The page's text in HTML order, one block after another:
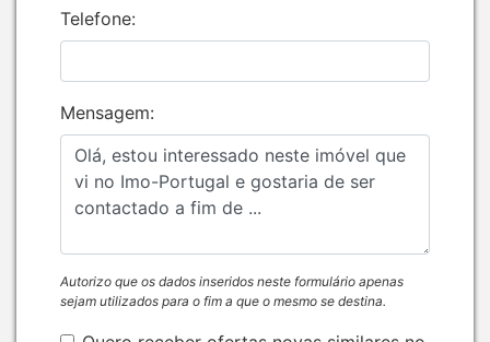
Telefone:
Mensagem:
Autorizo que os dados inseridos neste formulário apenas
sejam utilizados para o fim a que o mesmo se destina.